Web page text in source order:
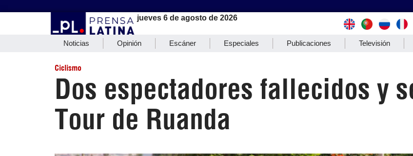
jueves 6 de agosto de 2026
Noticias Opinión Escáner Especiales Publicaciones Televisión
Ciclismo
Dos espectadores fallecidos y
Tour de Ruanda